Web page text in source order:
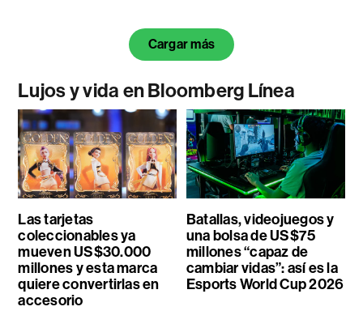
Cargar más
Lujos y vida en Bloomberg Línea
Las tarjetas
coleccionables ya
mueven US$30.000
millones y esta marca
quiere convertirlas en
accesorio
Batallas, videojuegos y
una bolsa de US$75
millones “capaz de
cambiar vidas”: así es la
Esports World Cup 2026